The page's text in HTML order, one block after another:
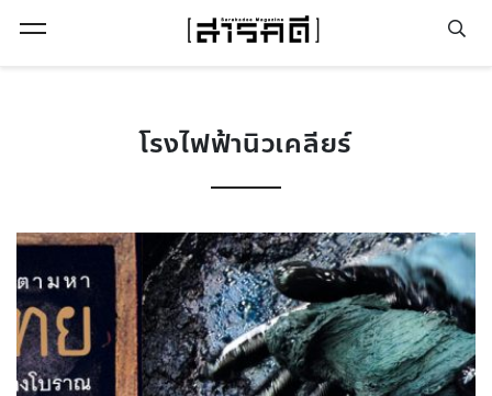
โรงไฟฟ้านิวเคลียร์